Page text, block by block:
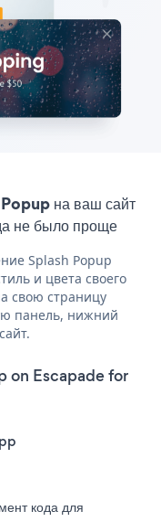
на ваш сайт
не было проще
Splash Popup
и цвета своего
свою страницу
панель, нижний
on Escapade for
кода для